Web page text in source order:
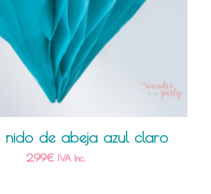
nido de abeja azul claro
2,99€ IVA Inc.